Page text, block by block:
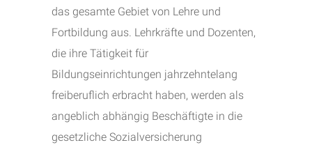
das gesamte Gebiet von Lehre und
Fortbildung aus. Lehrkräfte und Dozenten,
die ihre Tätigkeit für
Bildungseinrichtungen jahrzehntelang
freiberuflich erbracht haben, werden als
angeblich abhängig Beschäftigte in die
gesetzliche Sozialversicherung